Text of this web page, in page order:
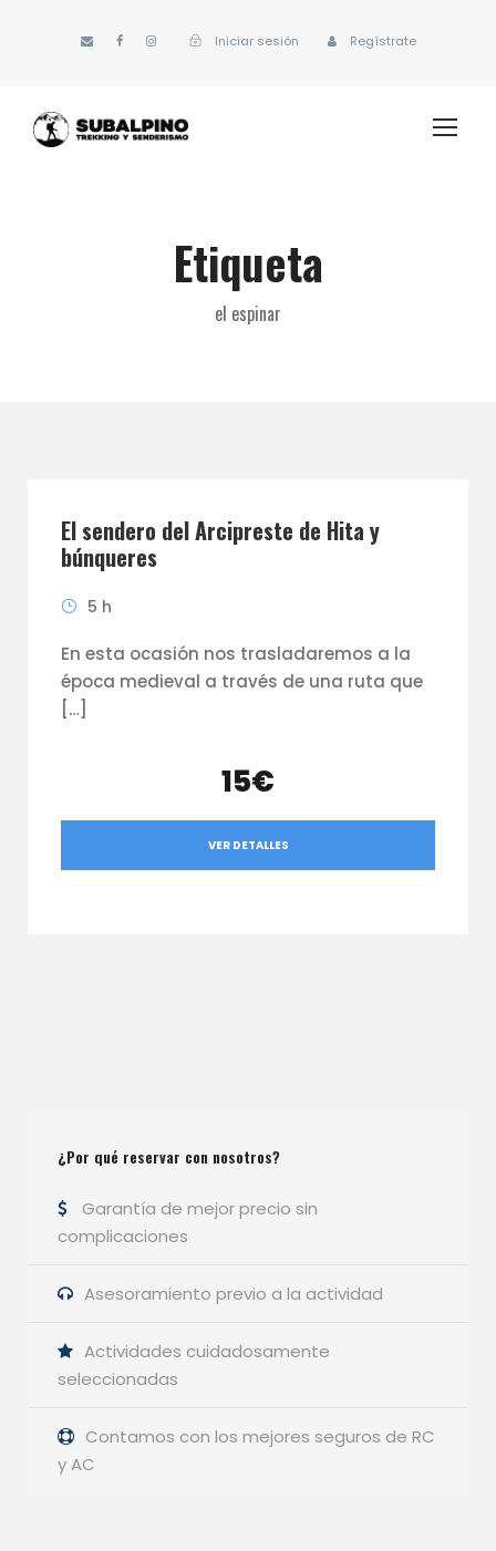
Iniciar sesión Regístrate
Etiqueta
el espinar
El sendero del Arcipreste de Hita y
búnqueres
5 h
En esta ocasión nos trasladaremos a la
época medieval a través de una ruta que
[…]
15€
VER DETALLES
¿Por qué reservar con nosotros?
Garantía de mejor precio sin
complicaciones
Asesoramiento previo a la actividad
Actividades cuidadosamente
seleccionadas
Contamos con los mejores seguros de RC
y AC